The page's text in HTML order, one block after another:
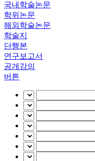
국내학술논문
학위논문
해외학술논문
학술지
단행본
연구보고서
공개강의
버튼